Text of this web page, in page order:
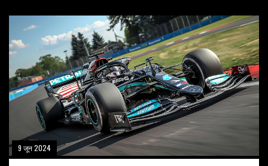
9 जून 2024